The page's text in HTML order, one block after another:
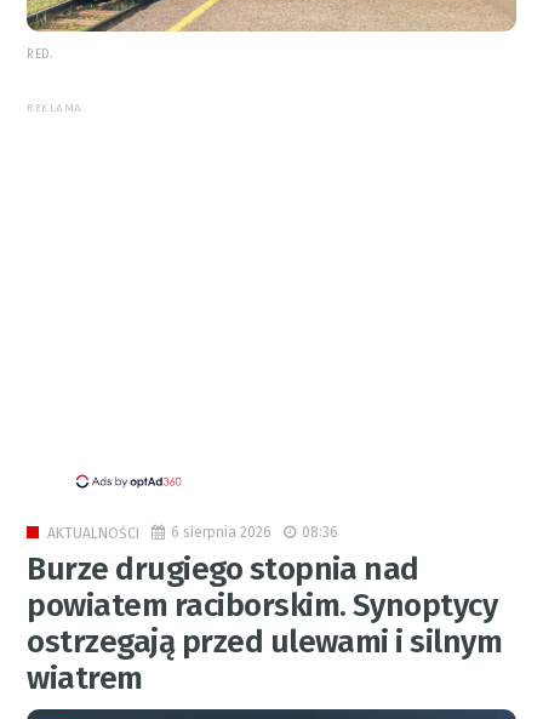
RED.
REKLAMA
AKTUALNOŚCI 6 sierpnia 2026 08:36
Burze drugiego stopnia nad
powiatem raciborskim. Synoptycy
ostrzegają przed ulewami i silnym
wiatrem